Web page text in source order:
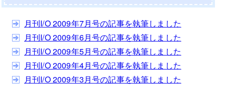
月刊I/O 2009年7月号の記事を執筆しました
月刊I/O 2009年6月号の記事を執筆しました
月刊I/O 2009年5月号の記事を執筆しました
月刊I/O 2009年4月号の記事を執筆しました
月刊I/O 2009年3月号の記事を執筆しました